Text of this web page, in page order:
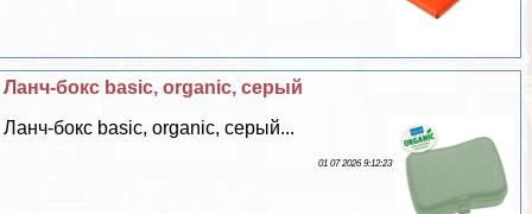
Ланч-бокс basic, organic, серый
Ланч-бокс basic, organic, серый...
01 07 2026 9:12:23